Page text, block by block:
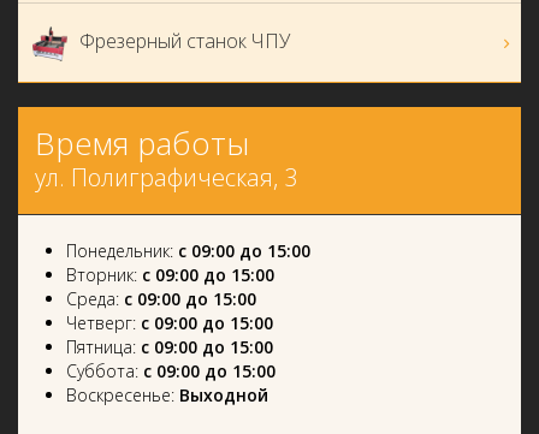
Фрезерный станок ЧПУ
Время работы
ул. Полиграфическая, 3
Понедельник: с 09:00 до 15:00
Вторник: с 09:00 до 15:00
Среда: с 09:00 до 15:00
Четверг: с 09:00 до 15:00
Пятница: с 09:00 до 15:00
Суббота: с 09:00 до 15:00
Воскресенье: Выходной